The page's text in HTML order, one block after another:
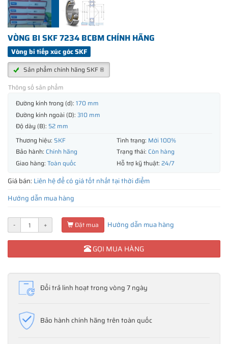
VÒNG BI SKF 7234 BCBM CHÍNH HÃNG
Vòng bi tiếp xúc góc SKF
Sản phẩm chính hãng SKF ®
Thông số sản phẩm
Đường kính trong (d): 170 mm
Đường kính ngoài (D): 310 mm
Độ dày (B): 52 mm
Thương hiệu: SKF Tình trạng: Mới 100%
Bảo hành: Chính hãng Trạng thái: Còn hàng
Giao hàng: Toàn quốc Hỗ trợ kỹ thuật: 24/7
Giá bán: Liên hệ để có giá tốt nhất tại thời điểm
Hướng dẫn mua hàng
- + Đặt mua Hướng dẫn mua hàng
GỌI MUA HÀNG
Đổi trả linh hoạt trong vòng 7 ngày
Bảo hành chính hãng trên toàn quốc